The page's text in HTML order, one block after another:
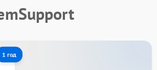
1 год